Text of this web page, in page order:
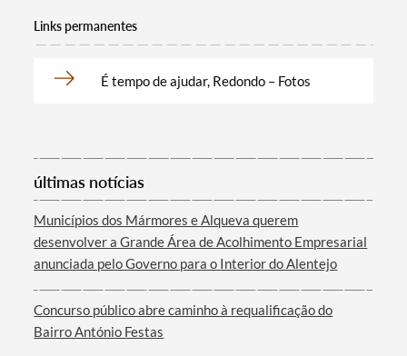
Categorias gerais
Filtros
Links permanentes
É tempo de ajudar, Redondo – Fotos
últimas notícias
Municípios dos Mármores e Alqueva querem
desenvolver a Grande Área de Acolhimento Empresarial
anunciada pelo Governo para o Interior do Alentejo
Concurso público abre caminho à requalificação do
Bairro António Festas